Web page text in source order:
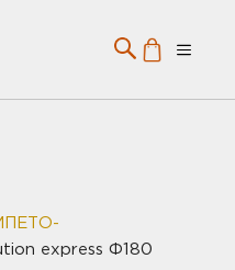
Menu
express Φ180